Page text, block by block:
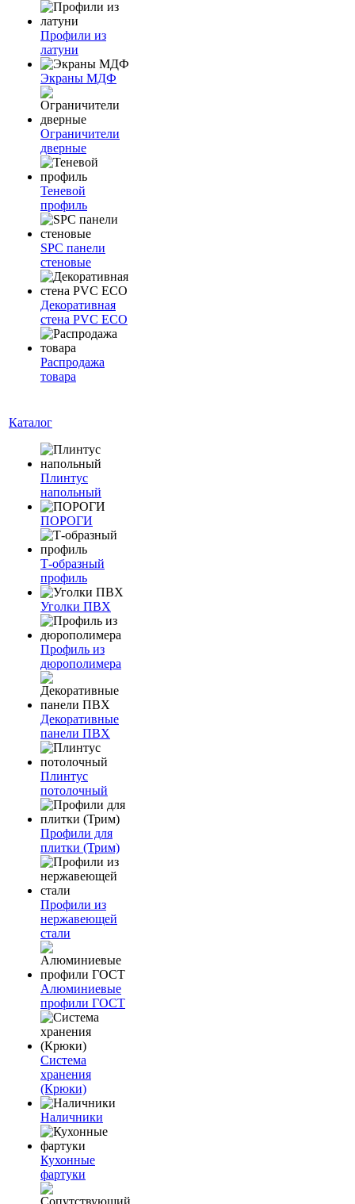
Профили из
латуни
Экраны МДФ
Ограничители
дверные
Теневой
профиль
SPC панели
стеновые
Декоративная
стена PVC ECO
Распродажа
товара
Каталог
Плинтус
напольный
ПОРОГИ
Т-образный
профиль
Уголки ПВХ
Профиль из
дюрополимера
Декоративные
панели ПВХ
Плинтус
потолочный
Профили для
плитки (Трим)
Профили из
нержавеющей
стали
Алюминиевые
профили ГОСТ
Система
хранения
(Крюки)
Наличники
Кухонные
фартуки